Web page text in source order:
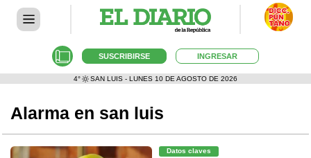
SUSCRIBIRSE INGRESAR
4° SAN LUIS - LUNES 10 DE AGOSTO DE 2026
Alarma en san luis
Datos claves